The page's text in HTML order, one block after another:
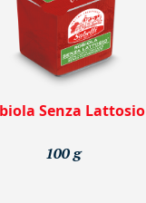
Senza Lattosio
100 g